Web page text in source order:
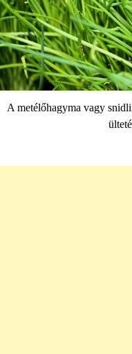
A metélőhagyma vagy